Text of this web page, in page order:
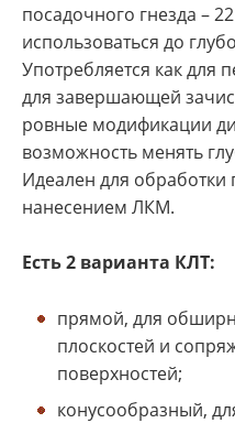
посадочного гнезда –
использоваться до
Употребляется как для
для завершающей
ровные модификации
возможность менять
Идеален для обработки
нанесением ЛКМ.
Есть 2 варианта КЛТ:
прямой, для
плоскостей и
поверхностей;
конусообразный,